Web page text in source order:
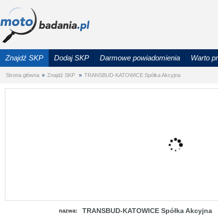
Znajdź SKP Dodaj SKP Darmowe powiadomienia Warto
Strona główna » Znajdź SKP » TRANSBUD-KATOWICE Spółka Akcyjna
nazwa: TRANSBUD-KATOWICE Spółka Akcyjna